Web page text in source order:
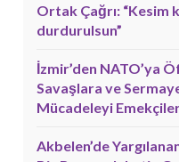
Ortak Çağrı: “Kesim
durdurulsun”
İzmir’den NATO’ya
Savaşlara ve
Mücadeleyi
Akbelen’de